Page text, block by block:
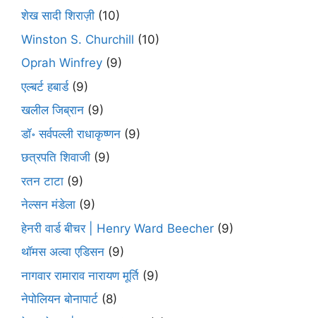
शेख सादी शिराज़ी (10)
Winston S. Churchill (10)
Oprah Winfrey (9)
एल्बर्ट हबार्ड(9)
खलील जिब्रान (9)
डॉ॰ सर्वपल्ली राधाकृष्णन (9)
छत्रपति शिवाजी (9)
रतन टाटा (9)
नेल्सन मंडेला (9)
हेनरी वार्ड बीचर | Henry Ward Beecher (9)
थॉमस अल्वा एडिसन (9)
नागवार रामाराव नारायण मूर्ति (9)
नेपोलियन बोनापार्ट (8)